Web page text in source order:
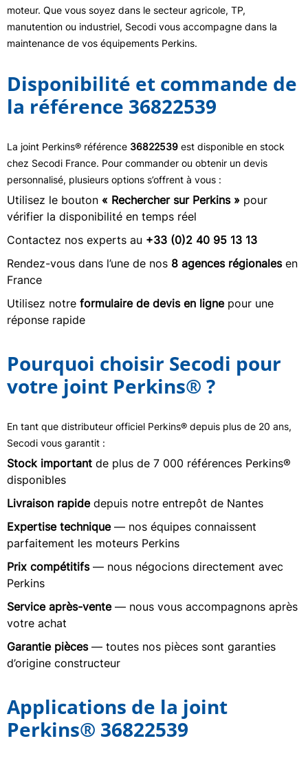
moteur. Que vous soyez dans le secteur agricole, TP,
manutention ou industriel, Secodi vous accompagne dans la
maintenance de vos équipements Perkins.
Disponibilité et commande de
la référence 36822539
La joint Perkins® référence 36822539 est disponible en stock
chez Secodi France. Pour commander ou obtenir un devis
personnalisé, plusieurs options s’offrent à vous :
Utilisez le bouton « Rechercher sur Perkins » pour
vérifier la disponibilité en temps réel
Contactez nos experts au +33 (0)2 40 95 13 13
Rendez-vous dans l’une de nos 8 agences régionalesen
France
Utilisez notre formulaire de devis en lignepour une
réponse rapide
Pourquoi choisir Secodi pour
votre joint Perkins® ?
En tant que distributeur officiel Perkins® depuis plus de 20 ans,
Secodi vous garantit :
Stock important de plus de 7 000 références Perkins®
disponibles
Livraison rapidedepuis notre entrepôt de Nantes
Expertise technique— nos équipes connaissent
parfaitement les moteurs Perkins
Prix compétitifs— nous négocions directement avec
Perkins
Service après-vente— nous vous accompagnons après
votre achat
Garantie pièces— toutes nos pièces sont garanties
d’origine constructeur
Applications de la joint
Perkins® 36822539